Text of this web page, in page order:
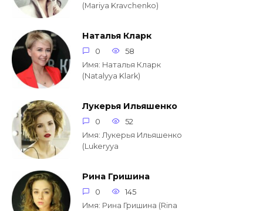
(Mariya Kravchenko)
Наталья Кларк
0
58
Имя: Наталья Кларк
(Natalyya Klark)
Лукерья Ильяшенко
0
52
Имя: Лукерья Ильяшенко
(Lukeryya
Рина Гришина
0
145
Имя: Рина Гришина (Rina